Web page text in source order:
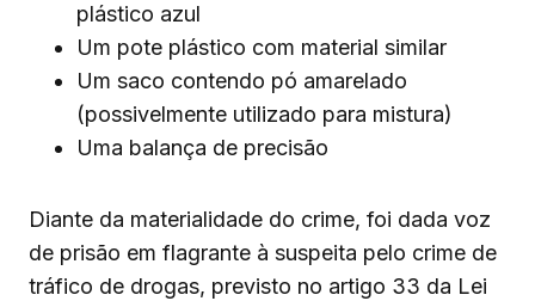
plástico azul
Um pote plástico com material similar
Um saco contendo pó amarelado
(possivelmente utilizado para mistura)
Uma balança de precisão
Diante da materialidade do crime, foi dada voz
de prisão em flagrante à suspeita pelo crime de
tráfico de drogas, previsto no artigo 33 da Lei